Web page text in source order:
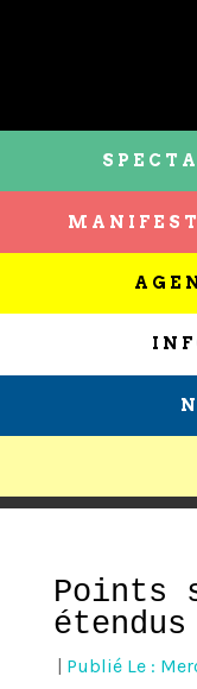
Points
étendus
Publié Le :